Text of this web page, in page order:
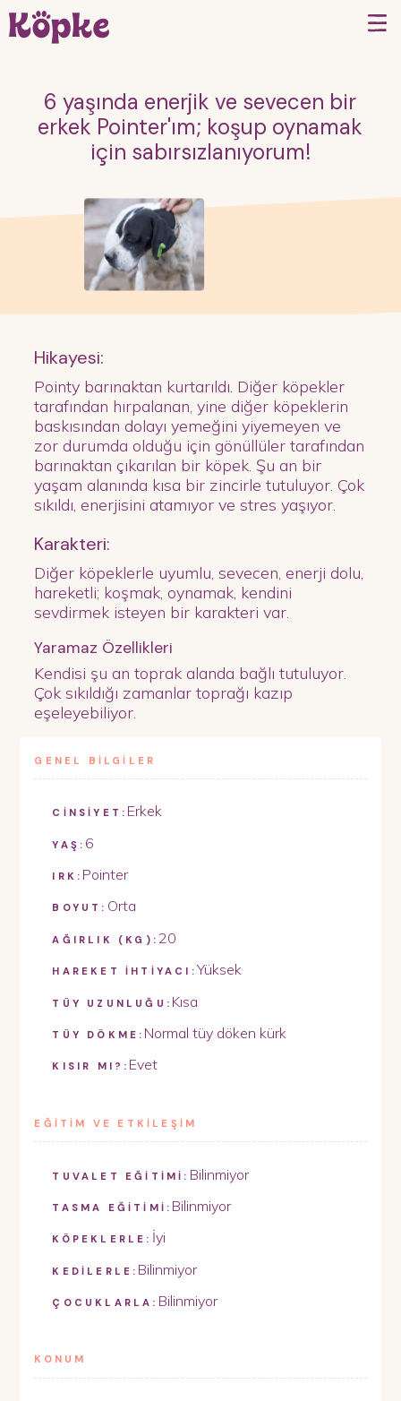
6 yaşında enerjik ve sevecen bir
erkek Pointer'ım; koşup oynamak
için sabırsızlanıyorum!
Hikayesi:
Pointy barınaktan kurtarıldı. Diğer köpekler
tarafından hırpalanan, yine diğer köpeklerin
baskısından dolayı yemeğini yiyemeyen ve
zor durumda olduğu için gönüllüler tarafından
barınaktan çıkarılan bir köpek. Şu an bir
yaşam alanında kısa bir zincirle tutuluyor. Çok
sıkıldı, enerjisini atamıyor ve stres yaşıyor.
Karakteri:
Diğer köpeklerle uyumlu, sevecen, enerji dolu,
hareketli; koşmak, oynamak, kendini
sevdirmek isteyen bir karakteri var.
Yaramaz Özellikleri
Kendisi şu an toprak alanda bağlı tutuluyor.
Çok sıkıldığı zamanlar toprağı kazıp
eşeleyebiliyor.
GENEL BİLGİLER
CİNSİYET: Erkek
YAŞ: 6
IRK: Pointer
BOYUT: Orta
AĞIRLIK (KG): 20
HAREKET İHTİYACI: Yüksek
TÜY UZUNLUĞU: Kısa
TÜY DÖKME: Normal tüy döken kürk
KISIR MI?: Evet
EĞİTİM VE ETKİLEŞİM
TUVALET EĞİTİMİ: Bilinmiyor
TASMA EĞİTİMİ: Bilinmiyor
KÖPEKLERLE: İyi
KEDİLERLE: Bilinmiyor
ÇOCUKLARLA: Bilinmiyor
KONUM